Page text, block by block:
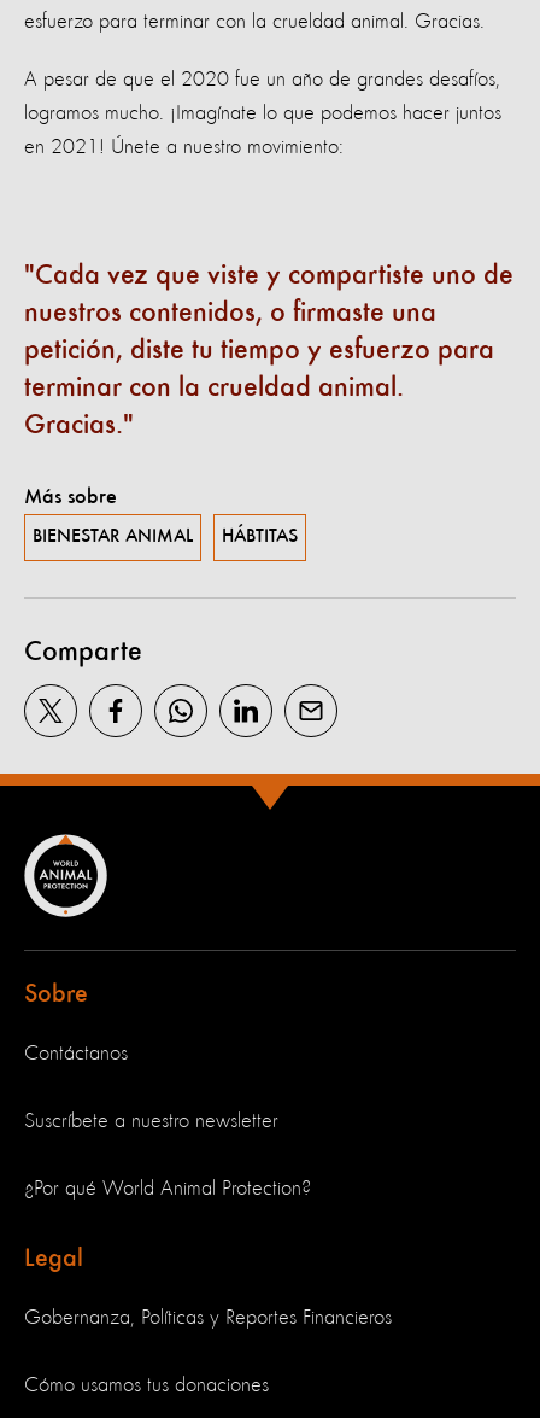
esfuerzo para terminar con la crueldad animal. Gracias.
A pesar de que el 2020 fue un año de grandes desafíos,
logramos mucho. ¡Imagínate lo que podemos hacer juntos
en 2021! Únete a nuestro movimiento:
Cada vez que viste y compartiste uno de
nuestros contenidos, o firmaste una
petición, diste tu tiempo y esfuerzo para
terminar con la crueldad animal.
Gracias.
Más sobre
BIENESTAR ANIMAL HÁBTITAS
Comparte
Sobre
Contáctanos
Suscríbete a nuestro newsletter
¿Por qué World Animal Protection?
Legal
Gobernanza, Políticas y Reportes Financieros
Cómo usamos tus donaciones